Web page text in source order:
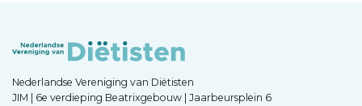
Nederlandse Vereniging van Diëtisten
JIM | 6e verdieping Beatrixgebouw | Jaarbeursplein 6